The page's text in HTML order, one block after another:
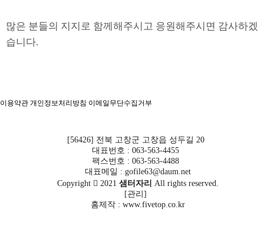
많은 분들의 지지로 함께해주시고 응원해주시면 감사하겠
습니다.
이용약관 개인정보처리방침 이메일무단수집거부
[56426] 전북 고창군 고창읍 성두길 20
대표번호 : 063-563-4455
팩스번호 : 063-563-4488
대표메일 : gofile63@daum.net
Copyright
2021 샘터자리 All rights reserved.
[관리]
홈제작 : www.fivetop.co.kr